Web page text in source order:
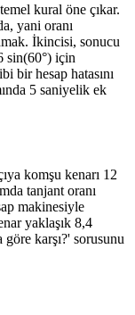
kural öne çıkar.
yani oranı
İkincisi, sonucu
sin(60°) için
bir hesap hatasını
5 saniyelik ek
komşu kenarı 12
tanjant oranı
makinesiyle
yaklaşık 8,4
karşı?' sorusunu